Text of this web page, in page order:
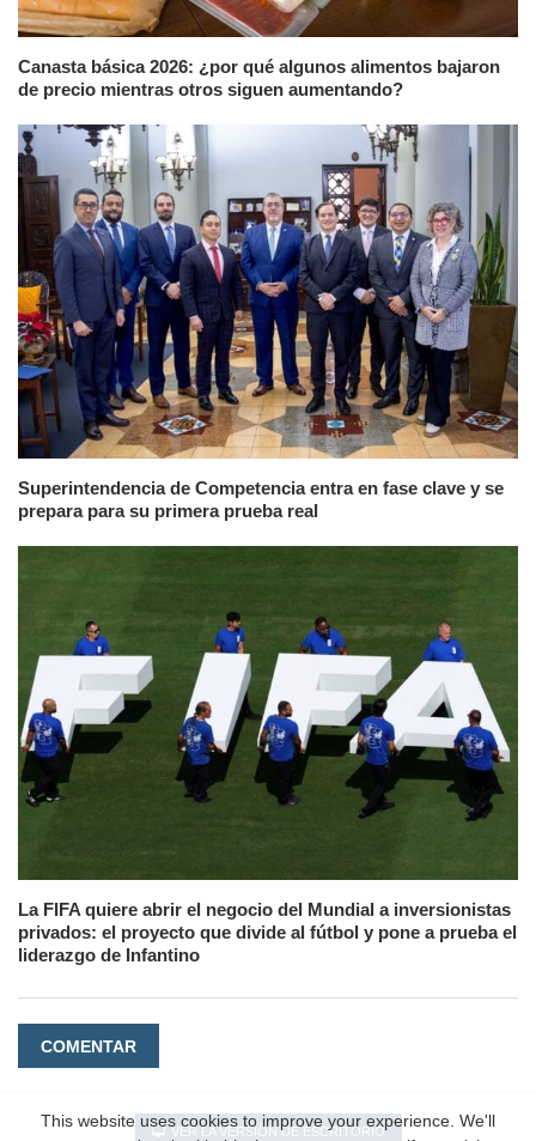
Canasta básica 2026: ¿por qué algunos alimentos bajaron
de precio mientras otros siguen aumentando?
Superintendencia de Competencia entra en fase clave y se
prepara para su primera prueba real
La FIFA quiere abrir el negocio del Mundial a inversionistas
privados: el proyecto que divide al fútbol y pone a prueba el
liderazgo de Infantino
COMENTAR
VER LA VERSIÓN DE ESCRITORIO
This website uses cookies to improve your experience. We'll